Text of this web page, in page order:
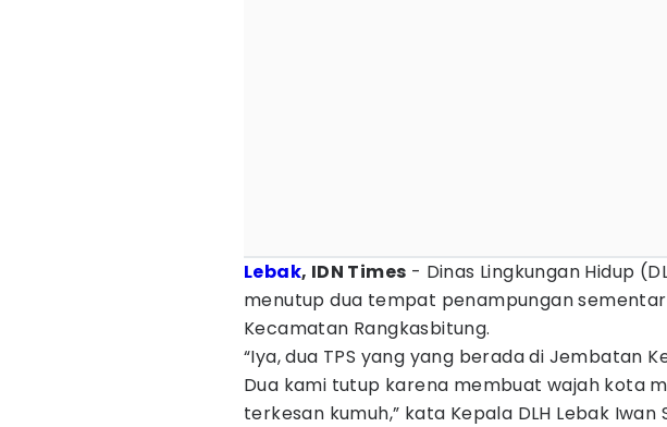
Lebak, IDN Times - Dinas Lingkungan Hidup
menutup dua tempat penampungan
Kecamatan Rangkasbitung.
“Iya, dua TPS yang yang berada di Jembatan
Dua kami tutup karena membuat wajah kota
terkesan kumuh,” kata Kepala DLH Lebak Iwan